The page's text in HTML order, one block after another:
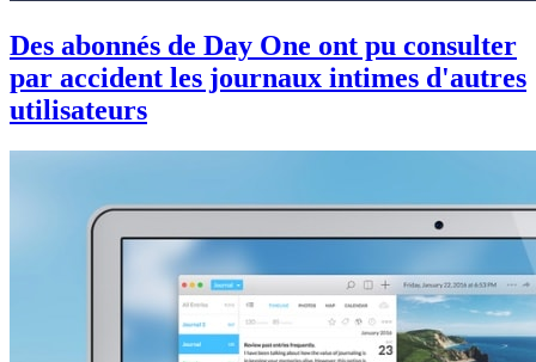
Des abonnés de Day One ont pu consulter
par accident les journaux intimes d'autres
utilisateurs